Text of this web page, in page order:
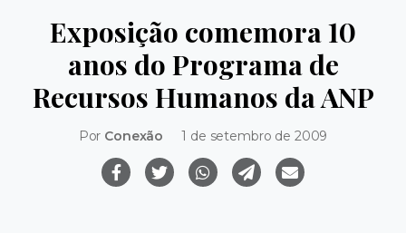
Exposição comemora 10
anos do Programa de
Recursos Humanos da ANP
Por Conexão 1 de setembro de 2009